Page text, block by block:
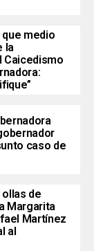
medio
la
Caicedismo
caso de
ollas de
Margarita
Martínez
al